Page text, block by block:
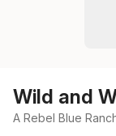
Wild and
A Rebel Blue